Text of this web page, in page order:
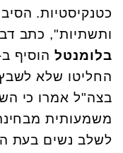
כטנקיסטיות.
ותשתיות", כתב
בלומנטל
החליטו שלא
בצה"ל אמרו כי
משמעותית
לשלב נשים בעת